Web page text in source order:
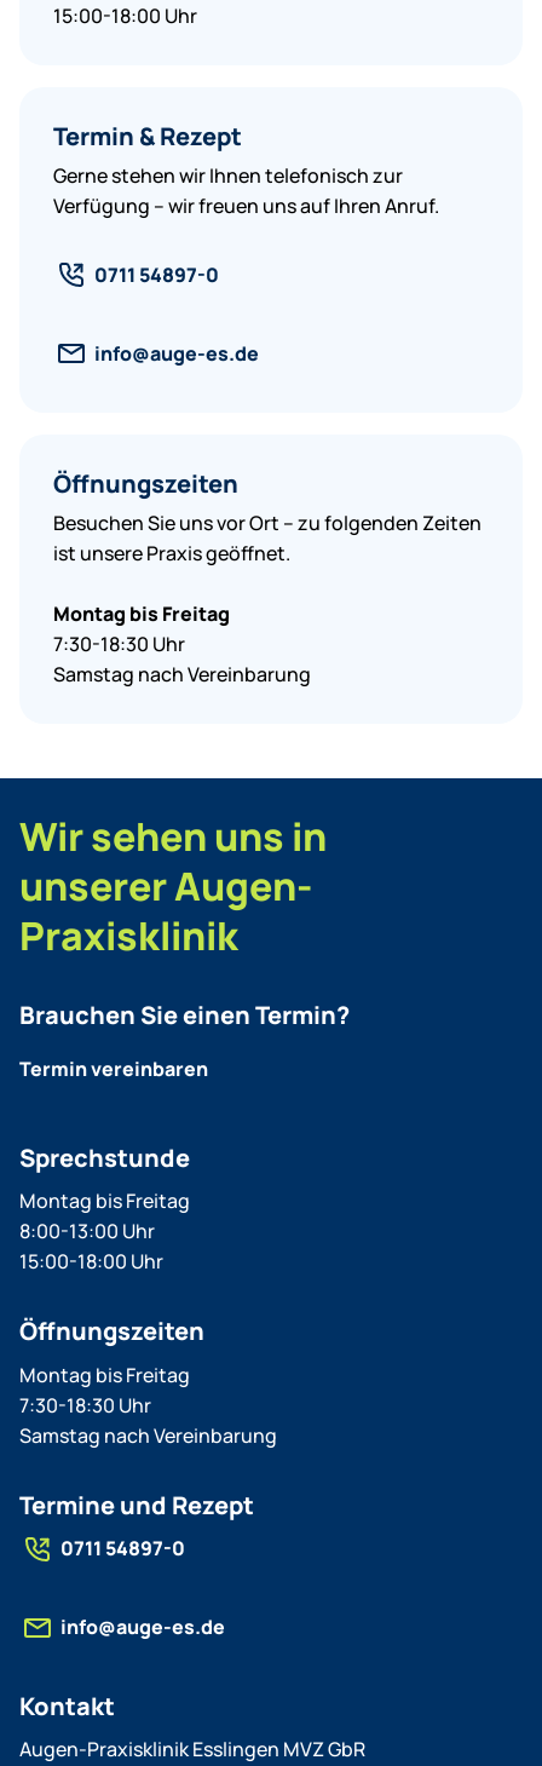
15:00-18:00 Uhr
Termin & Rezept
Gerne stehen wir Ihnen telefonisch zur
Verfügung – wir freuen uns auf Ihren Anruf.
0711 54897-0
nf g - s d
Öffnungszeiten
Besuchen Sie uns vor Ort – zu folgenden Zeiten
ist unsere Praxis geöffnet.
Montag bis Freitag
7:30-18:30 Uhr
Samstag nach Vereinbarung
Wir sehen uns in
unserer Augen-
Praxisklinik
Brauchen Sie einen Termin?
Termin vereinbaren
Sprechstunde
Montag bis Freitag
8:00-13:00 Uhr
15:00-18:00 Uhr
Öffnungszeiten
Montag bis Freitag
7:30-18:30 Uhr
Samstag nach Vereinbarung
Termine und Rezept
0711 54897-0
nf g - s d
Kontakt
Augen-Praxisklinik Esslingen MVZ GbR